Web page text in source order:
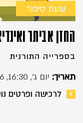
שעת סיפור
החזן אביתר
בספרייה התורנית
תאריך: יום ג׳, 16:30, 11.08.26
לרכישה ופרטים